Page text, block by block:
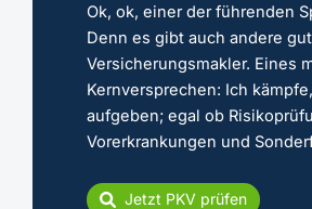
Ok, ok, einer der führenden
Denn es gibt auch andere
Versicherungsmakler. Eines
Kernversprechen: Ich
aufgeben; egal ob
Vorerkrankungen und
Jetzt PKV prüfen